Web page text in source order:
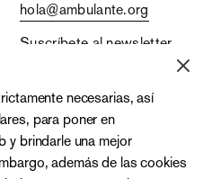
hola@ambulante.org
Suscríbete al newsletter
+52 (55) 4333 2019
necesarias, así
para poner en
y brindarle una mejor
además de las cookies